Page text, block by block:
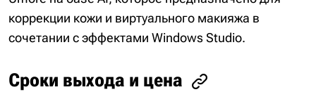
коррекции кожи и виртуального макияжа в
сочетании с эффектами Windows Studio.
Сроки выхода и цена